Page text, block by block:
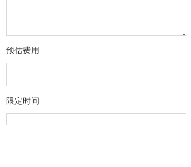
预估费用
限定时间